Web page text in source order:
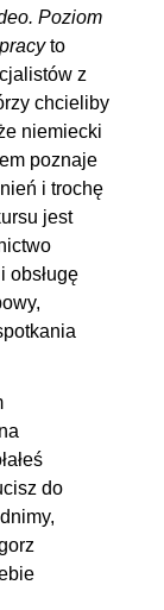
00:05:03
00:08:23
00:42:50
00:11:20
00:07:44
00:04:31
00:10:56
00:37:14
Poziom
to
z
chcieliby
niemiecki
poznaje
i trochę
jest
obsługę
do